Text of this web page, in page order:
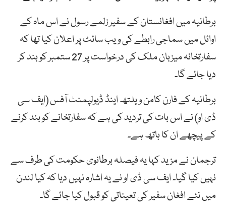
برطانیہ میں افغانستان کے سفیر زلمے رسول نے اس ماہ کے
اوائل میں سماجی رابطے کی ویب سائٹ پر اعلان کیا تھا کہ
سفارتخانہ میزبان ملک کی درخواست پر 27 ستمبر کو بند کر
دیا جائے گا۔
برطانیہ کے فارن کامن ویلتھ اینڈ ڈیولپمنٹ آفس (ایف سی
ڈی او) نے اس بات کی تردید کی ہے کہ سفارتخانے کو بند کرنے
کے پیچھے ان کا ہاتھ ہے۔
ترجمان نے مزید کہا یہ فیصلہ برطانوی حکومت کی طرف سے
نہیں کیا گیا۔ ایف سی ڈی او نے یہ اشارہ نہیں دیا کہ کیا لندن
میں نئے افغان سفیر کی تعیناتی کو قبول کیا جائے گا۔